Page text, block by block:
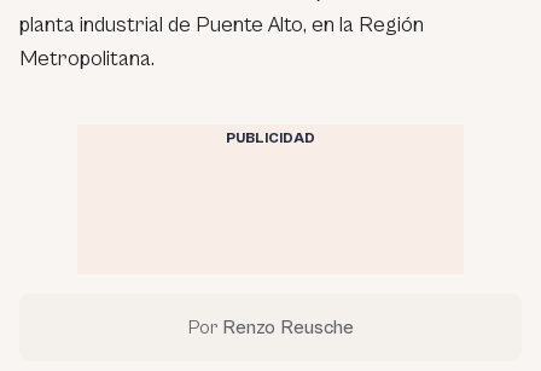
planta industrial de Puente Alto, en la Región
Metropolitana.
PUBLICIDAD
Por Renzo Reusche